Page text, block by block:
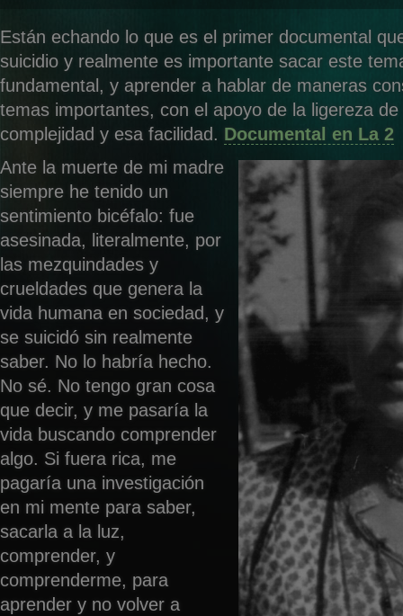
Están echando lo que es el primer documental
suicidio y realmente es importante sacar este
fundamental, y aprender a hablar de maneras
temas importantes, con el apoyo de la ligereza
complejidad y esa facilidad. Documental en La 2
Ante la muerte de mi madre
siempre he tenido un
sentimiento bicéfalo: fue
asesinada, literalmente, por
las mezquindades y
crueldades que genera la
vida humana en sociedad, y
se suicidó sin realmente
saber. No lo habría hecho.
No sé. No tengo gran cosa
que decir, y me pasaría la
vida buscando comprender
algo. Si fuera rica, me
pagaría una investigación
en mi mente para saber,
sacarla a la luz,
comprender, y
comprenderme, para
aprender y no volver a